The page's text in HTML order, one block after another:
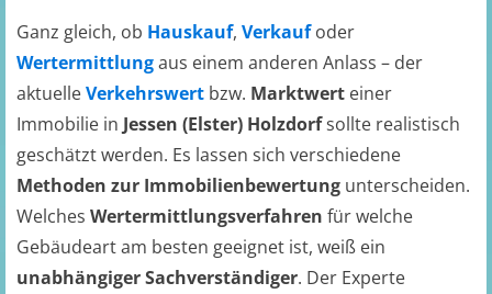
Ganz gleich, ob Hauskauf, Verkaufoder
Wertermittlungaus einem anderen Anlass – der
aktuelleVerkehrswert bzw. Marktwert einer
Immobilie in Jessen (Elster) Holzdorfsollte realistisch
geschätzt werden. Es lassen sich verschiedene
Methoden zur Immobilienbewertung unterscheiden.
Welches Wertermittlungsverfahren für welche
Gebäudeart am besten geeignet ist, weiß ein
unabhängiger Sachverständiger. Der Experte